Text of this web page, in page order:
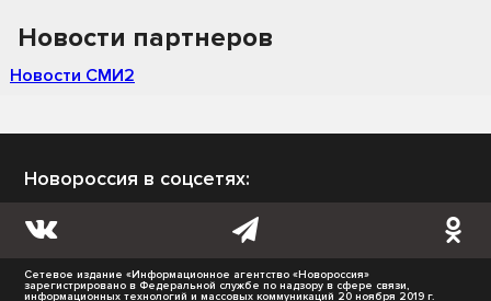
Новости партнеров
Новости СМИ2
Новороссия в соцсетях:
Сетевое издание «Информационное агентство «Новороссия»
зарегистрировано в Федеральной службе по надзору в сфере связи,
информационных технологий и массовых коммуникаций 20 ноября 2019 г.